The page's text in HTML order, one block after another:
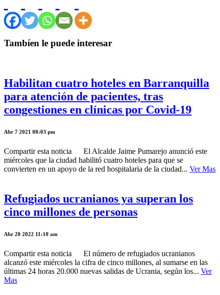
Tambíen le puede interesar
Habilitan cuatro hoteles en Barranquilla
para atención de pacientes, tras
congestiones en clínicas por Covid-19
Abr 7 2021 08:03 pm
Compartir esta noticia El Alcalde Jaime Pumarejo anunció este
miércoles que la ciudad habilitó cuatro hoteles para que se
convierten en un apoyo de la red hospitalaria de la ciudad... Ver Mas
Refugiados ucranianos ya superan los
cinco millones de personas
Abr 20 2022 11:10 am
Compartir esta noticia El número de refugiados ucranianos
alcanzó este miércoles la cifra de cinco millones, al sumarse en las
últimas 24 horas 20.000 nuevas salidas de Ucrania, según los... Ver
Mas